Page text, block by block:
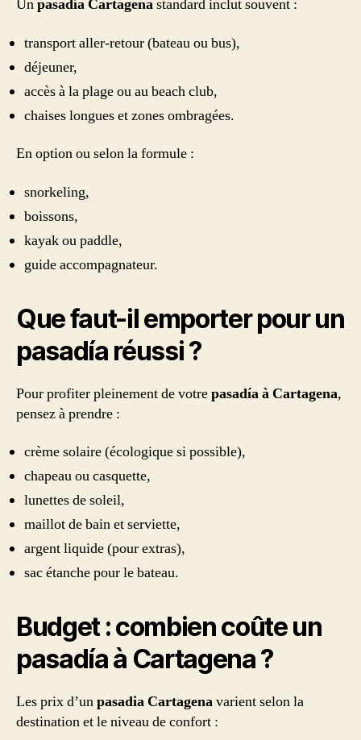
Unpasadía Cartagenastandard inclut souvent :
transport aller-retour (bateau ou bus),
déjeuner,
accès à la plage ou au beach club,
chaises longues et zones ombragées.
En option ou selon la formule :
snorkeling,
boissons,
kayak ou paddle,
guide accompagnateur.
Que faut-il emporter pour un
pasadía réussi ?
Pour profiter pleinement de votrepasadía à Cartagena,
pensez à prendre :
crème solaire (écologique si possible),
chapeau ou casquette,
lunettes de soleil,
maillot de bain et serviette,
argent liquide (pour extras),
sac étanche pour le bateau.
Budget : combien coûte un
pasadía à Cartagena ?
Les prix d’unpasadia Cartagenavarient selon la
destination et le niveau de confort :